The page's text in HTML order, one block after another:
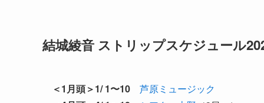
結城綾音 ストリップスケジュール
＜1月頭＞1/ 1〜10
芦原ミュージック